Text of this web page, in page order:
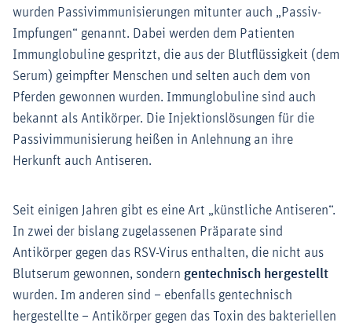
wurden Passivimmunisierungen mitunter auch „Passiv-
Impfungen“ genannt. Dabei werden dem Patienten
Immunglobuline gespritzt, die aus der Blutflüssigkeit (dem
Serum) geimpfter Menschen und selten auch dem von
Pferden gewonnen wurden. Immunglobuline sind auch
bekannt als Antikörper. Die Injektionslösungen für die
Passivimmunisierung heißen in Anlehnung an ihre
Herkunft auch Antiseren.
Seit einigen Jahren gibt es eine Art „künstliche Antiseren“.
In zwei der bislang zugelassenen Präparate sind
Antikörper gegen das RSV-Virus enthalten, die nicht aus
Blutserum gewonnen, sondern gentechnisch hergestellt
wurden. Im anderen sind – ebenfalls gentechnisch
hergestellte – Antikörper gegen das Toxin des bakteriellen